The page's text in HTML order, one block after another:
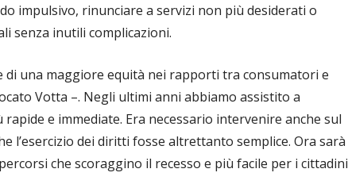
impulsivo, rinunciare a servizi non più desiderati o
senza inutili complicazioni.
di una maggiore equità nei rapporti tra consumatori e
Votta –. Negli ultimi anni abbiamo assistito a
e immediate. Era necessario intervenire anche sul
l’esercizio dei diritti fosse altrettanto semplice. Ora sarà
che scoraggino il recesso e più facile per i cittadini